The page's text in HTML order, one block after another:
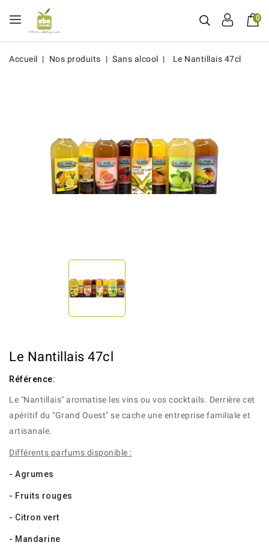
0
Accueil Nos produits Sans alcool Le Nantillais 47cl
Le Nantillais 47cl
Référence:
Le "Nantillais" aromatise les vins ou vos cocktails. Derrière cet
apéritif du "Grand Ouest" se cache une entreprise familiale et
artisanale.
Différents parfums disponible :
- Agrumes
- Fruits rouges
- Citron vert
- Mandarine